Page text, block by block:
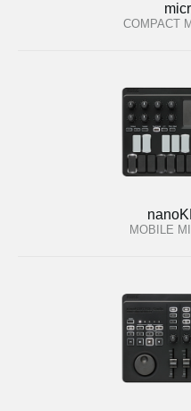
COMPACT
MOBILE